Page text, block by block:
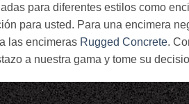
para diferentes estilos como
para usted. Para una encimera
las encimeras Rugged Concrete.
a nuestra gama y tome su